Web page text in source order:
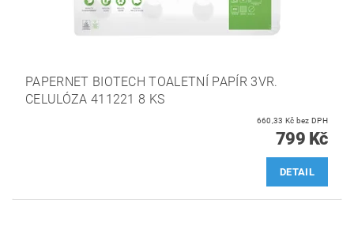
PAPERNET BIOTECH TOALETNÍ PAPÍR 3VR.
CELULÓZA 411221 8 KS
660,33 Kč bez DPH
799 Kč
DETAIL